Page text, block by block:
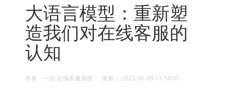
大语言模型：重新塑
造我们对在线客服的
认知
作者：一洽·在线客服系统 更新： 2023-06-09 11:58:07